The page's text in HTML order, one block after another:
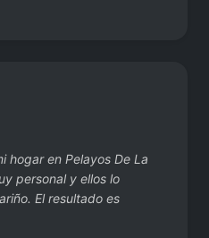
hogar en Pelayos De La
personal y ellos lo
El resultado es